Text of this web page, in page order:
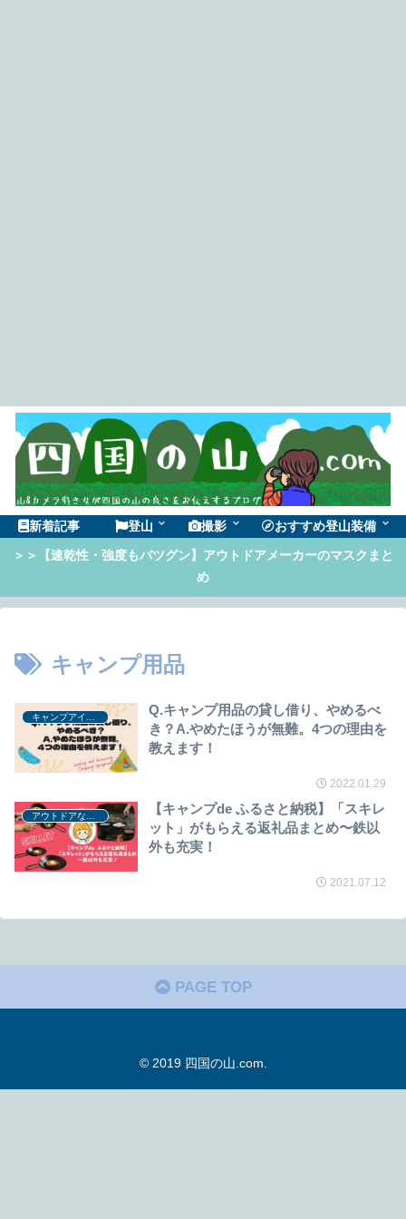
新着記事 登山 撮影 おすすめ登山装備
＞＞【速乾性・強度もバツグン】アウトドアメーカーのマスクまと
め
キャンプ用品
Q.キャンプ用品の貸し借り、やめるべ
き？A.やめたほうが無難。4つの理由を
教えます！
2022.01.29
【キャンプde ふるさと納税】「スキレ
ット」がもらえる返礼品まとめ〜鉄以
外も充実！
2021.07.12
PAGE TOP
© 2019 四国の山.com.